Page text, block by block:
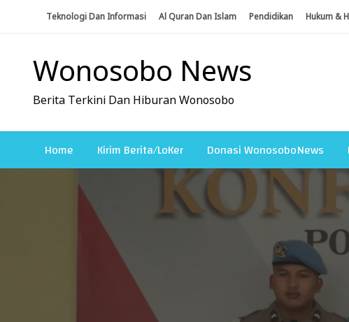
Teknologi Dan Informasi Al Quran Dan Islam Pendidikan Hukum &
Wonosobo News
Berita Terkini Dan Hiburan Wonosobo
Home Kirim Berita/LoKer Donasi WonosoboNews